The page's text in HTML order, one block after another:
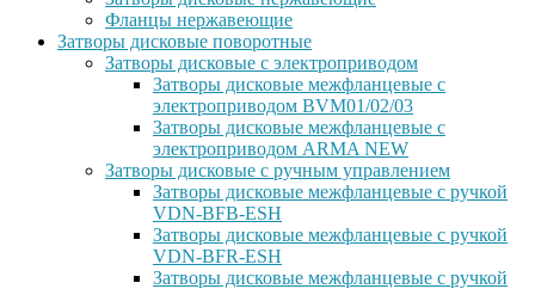
Фланцы нержавеющие
Затворы дисковые поворотные
Затворы дисковые с электроприводом
Затворы дисковые межфланцевые с
электроприводом BVM01/02/03
Затворы дисковые межфланцевые с
электроприводом ARMA NEW
Затворы дисковые с ручным управлением
Затворы дисковые межфланцевые с ручкой
VDN-BFB-ESH
Затворы дисковые межфланцевые с ручкой
VDN-BFR-ESH
Затворы дисковые межфланцевые с ручкой